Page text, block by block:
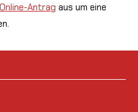
Online-Antrag aus um eine